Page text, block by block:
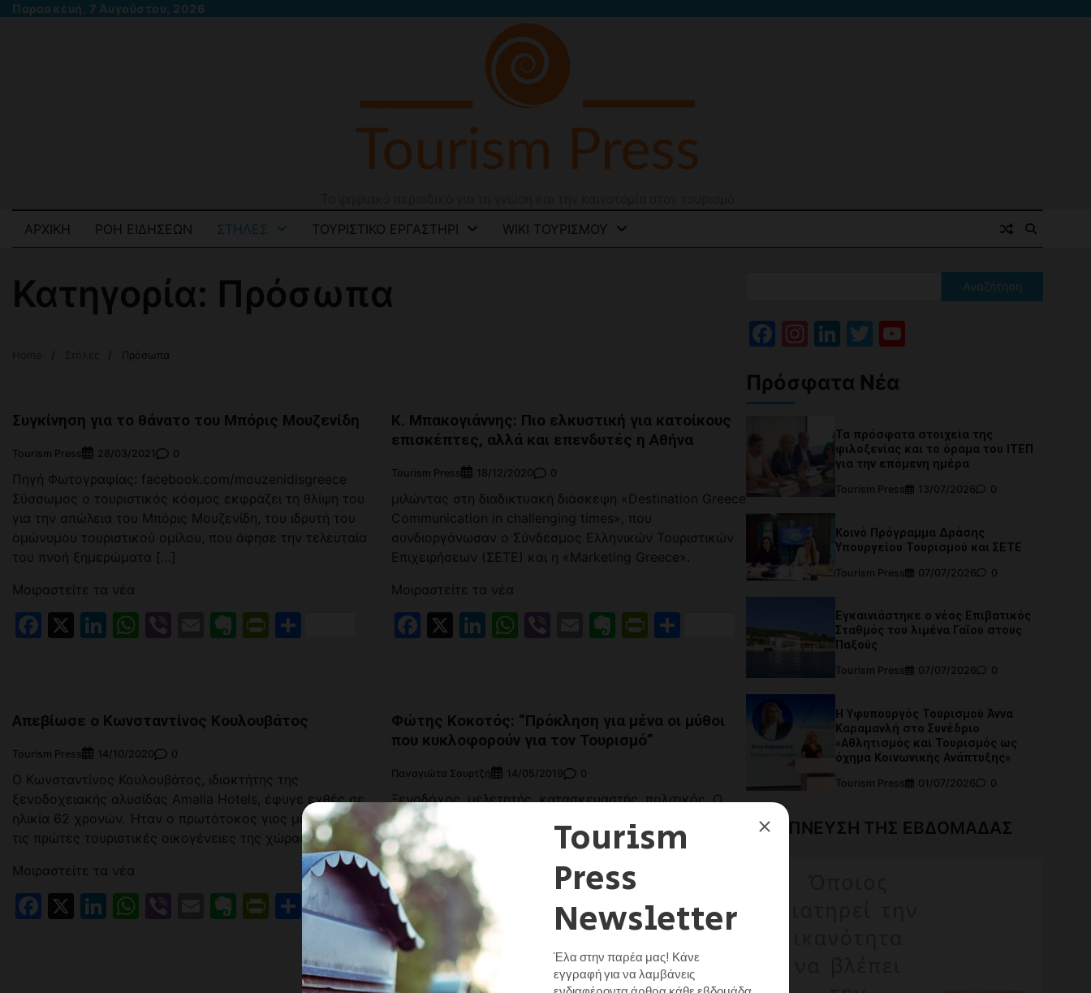
SkipΠαρασκευή, 7 Αυγούστου, 2026
ΑΡΧΙΚΉ ΡΟΉ ΕΙΔΉΣΕΩΝ ΣΤΉΛΕΣ ΤΟΥΡΙΣΤΙΚΌ ΕΡΓΑΣΤΉΡΙ WIKI ΤΟΥΡΙΣΜΟΎ
Κατηγορία: Πρόσωπα
Πρόσωπα
Συγκίνηση για το θάνατο του Μπόρις Μουζενίδη
Tourism Press 28/03/2021 0
Πηγή Φωτογραφίας: facebook.com/mouzenidisgreece
Σύσσωμος ο τουριστικός κόσμος εκφράζει τη θλίψη του
για την απώλεια του Μπόρις Μουζενίδη, του ιδρυτή του
ομώνυμου τουριστικού ομίλου, που άφησε την τελευταία
του πνοή ξημερώματα […]
Μοιραστείτε τα νέα
Facebook
X LinkedIn
WhatsApp
ViberEmailEvernote
PrintFriendly
Μοιραστείτε
Κ. Μπακογιάννης: Πιο ελκυστική για κατοίκους
επισκέπτες, αλλά και επενδυτές η Αθήνα
Tourism Press 18/12/2020 0
μιλώντας στη διαδικτυακή διάσκεψη «Destination Greece
Communication in challenging times», που
συνδιοργάνωσαν ο Σύνδεσμος Ελληνικών Τουριστικών
Επιχειρήσεων (ΣΕΤΕ) και η «Marketing Greece».
Μοιραστείτε τα νέα
Facebook
X LinkedIn
WhatsApp
ViberEmailEvernote
PrintFriendly
Μοιραστείτε
Απεβίωσε ο Κωνσταντίνος Κουλουβάτος
Tourism Press 14/10/2020 0
Ο Κωνσταντίνος Κουλουβάτος, ιδιοκτήτης της
ξενοδοχειακής αλυσίδας Amalia Hotels, έφυγε εχθές σε
ηλικία 62 χρονών. Ήταν ο πρωτότοκος γιος μίας από
τις πρώτες τουριστικές οικογένειες της χώρας μας.
Μοιραστείτε τα νέα
Facebook
X LinkedIn
WhatsApp
ViberEmailEvernote
PrintFriendly
Μοιραστείτε
Φώτης Κοκοτός: “Πρόκληση για μένα οι μύθοι
που κυκλοφορούν για τον Τουρισμό”
Παναγιώτα Σουρτζή 14/05/2019 0
Ξενοδόχος, μελετητής, κατασκευαστής, πολιτικός. Ο
Φώτης Κοκοτός, της γνωστής οικογενείας που έκανε
την Ελούντα και τον Άγιο Νικόλαο διεθνή πολυτελή
τουριστικό προορισμό ήδη από τις αρχές της δεκαετίας
του 1960, […]
Μοιραστείτε τα νέα
Facebook
X LinkedInWhatsApp
ViberEmailEvernote
PrintFriendly
Μοιραστείτε
Αναζήτηση
Facebook
Instagram
LinkedIn
Twitter
Πρόσφατα Νέα
Τα πρόσφατα στοιχεία της
φιλοξενίας και το όραμα του ΙΤΕΠ
για την επόμενη ημέρα
Tourism Press 13/07/2026 0
Κοινό Πρόγραμμα Δράσης
Υπουργείου Τουρισμού και ΣΕΤΕ
Tourism Press 07/07/2026 0
Εγκαινιάστηκε ο νέος Επιβατικός
Σταθμός του λιμένα Γαΐου στους
Παξούς
Tourism Press 07/07/2026 0
Η Υφυπουργός Τουρισμού Άννα
Καραμανλή στο Συνέδριο
«Αθλητισμός και Τουρισμός ως
όχημα Κοινωνικής Ανάπτυξης»
Tourism Press 01/07/2026 0
Η ΕΜΠΝΕΥΣΗ ΤΗΣ ΕΒΔΟΜΑΔΑΣ